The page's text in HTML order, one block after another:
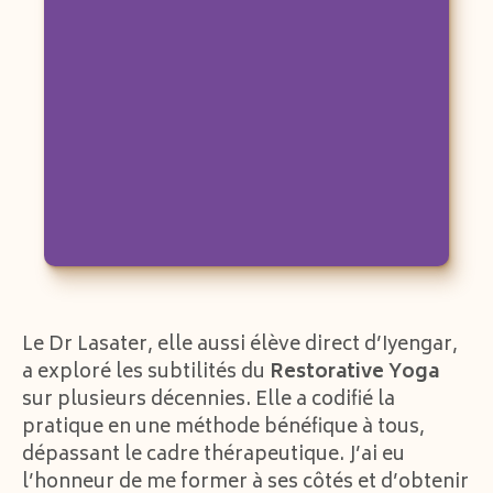
Le Dr Lasater, elle aussi élève direct d’Iyengar,
a exploré les subtilités du Restorative Yoga
sur plusieurs décennies. Elle a codifié la
pratique en une méthode bénéfique à tous,
dépassant le cadre thérapeutique. J’ai eu
l’honneur de me former à ses côtés et d’obtenir